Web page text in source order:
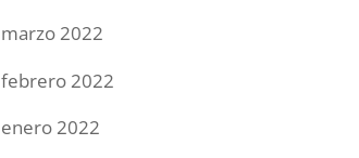
marzo 2022
febrero 2022
enero 2022